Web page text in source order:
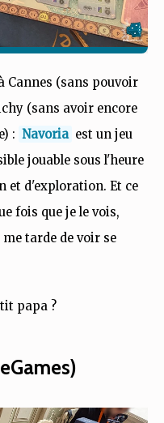
Cannes (sans pouvoir
(sans avoir encore
: Navoria est un jeu
jouable sous l'heure
et d'exploration. Et ce
fois que je le vois,
tarde de voir se
papa ?